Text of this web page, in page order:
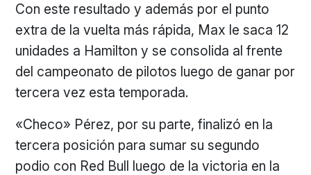
Con este resultado y además por el punto
extra de la vuelta más rápida, Max le saca 12
unidades a Hamilton y se consolida al frente
del campeonato de pilotos luego de ganar por
tercera vez esta temporada.
«Checo» Pérez, por su parte, finalizó en la
tercera posición para sumar su segundo
podio con Red Bull luego de la victoria en la